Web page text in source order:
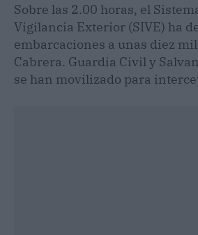
Sobre las 2.00 horas, el
Vigilancia Exterior (SIVE) ha
embarcaciones a unas diez
Cabrera. Guardia Civil y
se han movilizado para